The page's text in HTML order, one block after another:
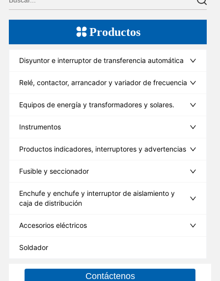
Productos
Disyuntor e interruptor de transferencia automática
Relé, contactor, arrancador y variador de frecuencia
Equipos de energía y transformadores y solares.
Instrumentos
Productos indicadores, interruptores y advertencias
Fusible y seccionador
Enchufe y enchufe y interruptor de aislamiento y
caja de distribución
Accesorios eléctricos
Soldador
Contáctenos